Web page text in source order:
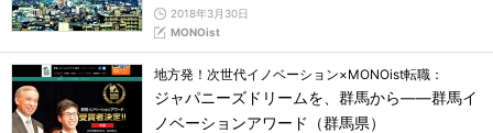
2018年3月30日
MONOist
地方発！次世代イノベーション×MONOist転職：
ジャパニーズドリームを、群馬から――群馬イ
ノベーションアワード（群馬県）